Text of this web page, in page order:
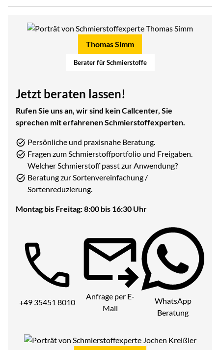
Thomas Simm
Berater für Schmierstoffe
Jetzt beraten lassen!
Rufen Sie uns an, wir sind kein Callcenter, Sie
sprechen mit erfahrenen Schmierstoffexperten.
Persönliche und praxisnahe Beratung.
Fragen zum Schmierstoffportfolio und Freigaben.
Welcher Schmierstoff passt zur Anwendung?
Beratung zur Sortenvereinfachung /
Sortenreduzierung.
Montag bis Freitag: 8:00 bis 16:30 Uhr
Telefon:
+49 35451 8010
Anfrage per E-
Mail
WhatsApp
Beratung